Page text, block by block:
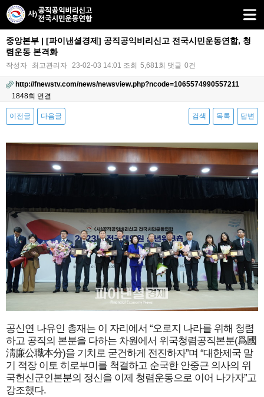
중앙본부 | [파이낸셜경제] 공직공익비리신고 전국시민운동연합, 청
렴운동 본격화
작성자 최고관리자 23-02-03 14:01 조회 5,681회 댓글 0건
http://fnewstv.com/news/newsview.php?ncode=1065574990557211
1848회 연결
이전글 다음글 검색 목록 답변
본문
공신연 나유인 총재는 이 자리에서 “오로지 나라를 위해 청렴
하고 공직의 본분을 다하는 차원에서 위국청렴공직본분(爲國
淸廉公職本分)을 기치로 굳건하게 전진하자”며 “대한제국 말
기 적장 이토 히로부미를 척결하고 순국한 안중근 의사의 위
국헌신군인본분의 정신을 이제 청렴운동으로 이어 나가자”고
강조했다.